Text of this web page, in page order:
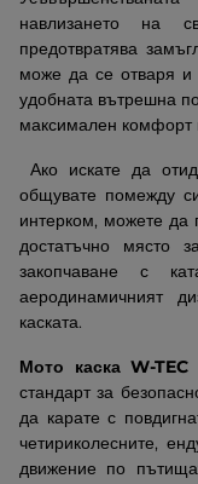
навлизането на
предотвратява
може да се отваря и
удобната вътрешна
максимален комфорт
Ако искате да
общувате помежду
интерком, можете да
достатъчно място
закопчаване с
аеродинамичният
каската.
Мото каска W-
стандарт за
да карате с
четириколесните,
движение по